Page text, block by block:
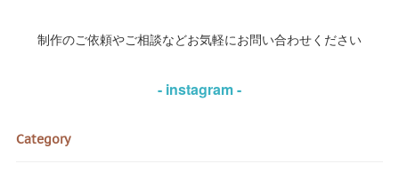
制作のご依頼やご相談などお気軽にお問い合わせください
- instagram -
Category